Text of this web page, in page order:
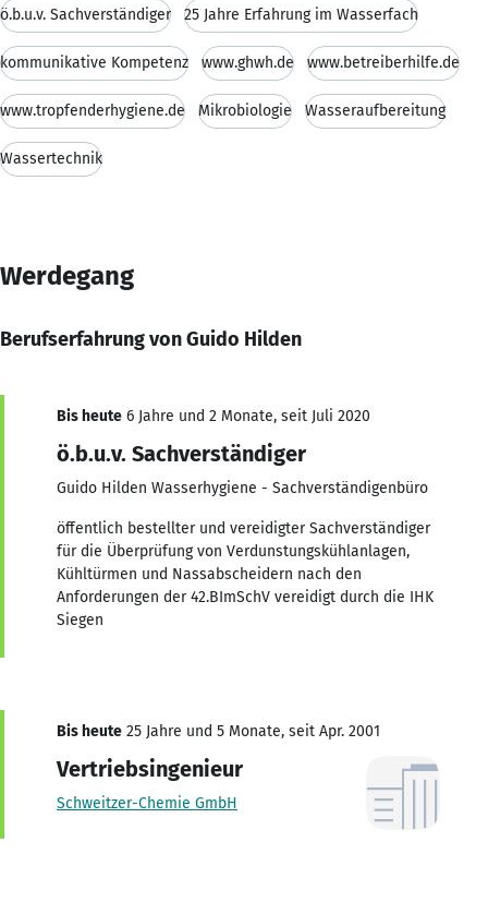
ö.b.u.v. Sachverständiger 25 Jahre Erfahrung im Wasserfach
kommunikative Kompetenz www.ghwh.de www.betreiberhilfe.de
www.tropfenderhygiene.de Mikrobiologie Wasseraufbereitung
Wassertechnik
Werdegang
Berufserfahrung von Guido Hilden
Bis heute 6 Jahre und 2 Monate, seit Juli 2020
ö.b.u.v. Sachverständiger
Guido Hilden Wasserhygiene - Sachverständigenbüro
öffentlich bestellter und vereidigter Sachverständiger
für die Überprüfung von Verdunstungskühlanlagen,
Kühltürmen und Nassabscheidern nach den
Anforderungen der 42.BImSchV vereidigt durch die IHK
Siegen
Bis heute 25 Jahre und 5 Monate, seit Apr. 2001
Vertriebsingenieur
Schweitzer-Chemie GmbH